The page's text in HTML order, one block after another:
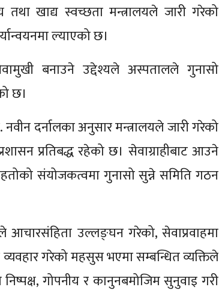
खाद्य स्वच्छता मन्त्रालयले जारी गरेको
ल्याएको छ।
बनाउने उद्देश्यले अस्पतालले गुनासो
छ।
दर्नालका अनुसार मन्त्रालयले जारी गरेको
प्रतिबद्ध रहेको छ। सेवाग्राहीबाट आउने
संयोजकत्वमा गुनासो सुन्ने समिति गठन
उल्लङ्घन गरेको, सेवाप्रवाहमा
गरेको महसुस भएमा सम्बन्धित व्यक्तिले
गोपनीय र कानुनबमोजिम सुनुवाइ गरी